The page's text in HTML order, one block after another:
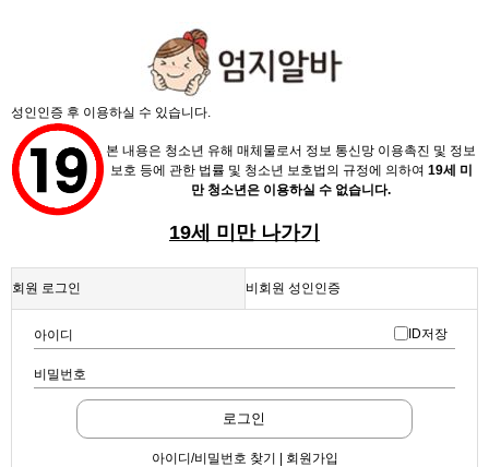
성인인증 후 이용하실 수 있습니다.
본 내용은 청소년 유해 매체물로서 정보 통신망 이용촉진 및 정보
보호 등에 관한 법률 및 청소년 보호법의 규정에 의하여 19세 미
만 청소년은 이용하실 수 없습니다.
19세 미만 나가기
회원 로그인 비회원 성인인증
아이디 ID저장
비밀번호
로그인
아이디/비밀번호 찾기 | 회원가입